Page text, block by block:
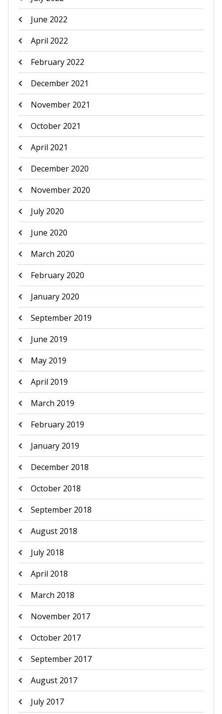
June 2022
April 2022
February 2022
December 2021
November 2021
October 2021
April 2021
December 2020
November 2020
July 2020
June 2020
March 2020
February 2020
January 2020
September 2019
June 2019
May 2019
April 2019
March 2019
February 2019
January 2019
December 2018
October 2018
September 2018
August 2018
July 2018
April 2018
March 2018
November 2017
October 2017
September 2017
August 2017
July 2017